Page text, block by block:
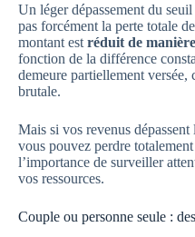
Un léger dépassement du
pas forcément la perte totale
montant est réduit de
fonction de la différence
demeure partiellement
brutale.
Mais si vos revenus
vous pouvez perdre
l’importance de surveiller
vos ressources.
Couple ou personne seule :